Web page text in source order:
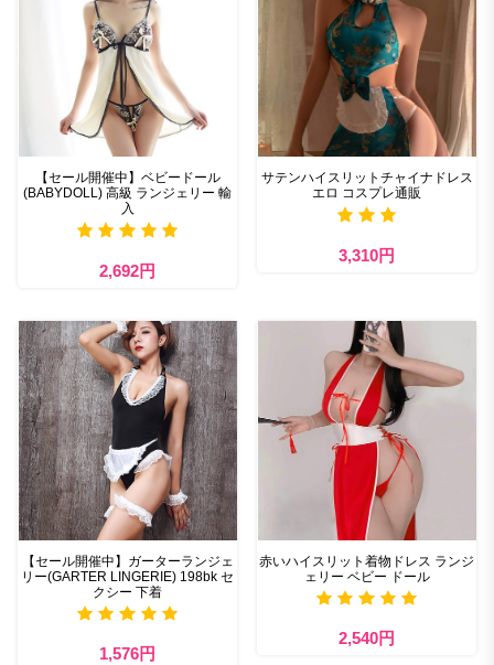
【セール開催中】ベビードール
(BABYDOLL) 高級 ランジェリー 輸
入
2,692円
サテンハイスリットチャイナドレス
エロ コスプレ通販
3,310円
【セール開催中】ガーターランジェ
リー(GARTER LINGERIE) 198bk セ
クシー 下着
1,576円
赤いハイスリット着物ドレス ランジ
ェリー ベビー ドール
2,540円